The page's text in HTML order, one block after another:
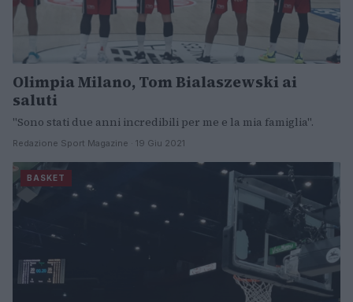
Olimpia Milano, Tom Bialaszewski ai
saluti
"Sono stati due anni incredibili per me e la mia famiglia".
Redazione Sport Magazine · 19 Giu 2021
BASKET